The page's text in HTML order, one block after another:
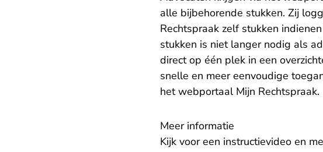
alle bijbehorende stukken. Zij
Rechtspraak zelf stukken
stukken is niet langer nodig als
direct op één plek in een
snelle en meer eenvoudige
het webportaal Mijn Rechtspraak.
Meer informatie
Kijk voor een instructievideo en